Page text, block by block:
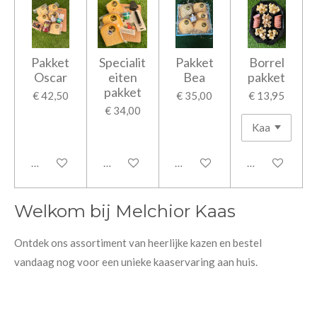
Pakket
Oscar
€ 42,50
In winkelwagen
Specialit
eiten
pakket
€ 34,00
In winkelwagen
Pakket
Bea
€ 35,00
In winkelwagen
Borrel
pakket
€ 13,95
In
Welkom bij Melchior Kaas
Ontdek ons assortiment van heerlijke kazen en bestel
vandaag nog voor een unieke kaaservaring aan huis.